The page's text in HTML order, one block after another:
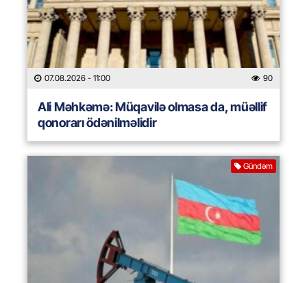
07.08.2026 - 11:00 90
Ali Məhkəmə: Müqavilə olmasa da, müəllif
qonorarı ödənilməlidir
Gündəm